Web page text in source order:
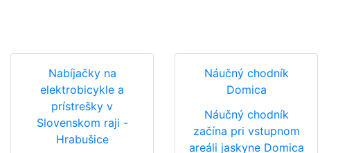
Nabíjačky na
elektrobicykle a
prístrešky v
Slovenskom raji -
Hrabušice
Náučný chodník
Domica
Náučný chodník
začína pri vstupnom
areáli jaskyne Domica